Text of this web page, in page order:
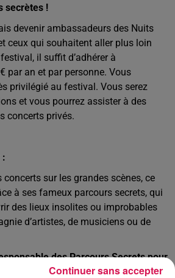
secrètes !
devenir ambassadeurs des Nuits
ceux qui souhaitent aller plus loin
il suffit d’adhérer à
par an et par personne. Vous
privilégié au festival. Vous serez
et vous pourrez assister à des
concerts privés.
:
sur les grandes scènes, ce
à ses fameux parcours secrets, qui
des lieux insolites ou improbables
d’artistes, de musiciens ou de
des Parcours Secrets pour
micro de Thibaut Paquit :
Continuer sans accepter